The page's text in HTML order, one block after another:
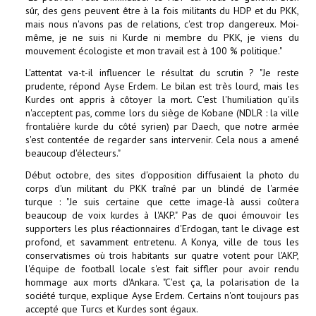
sûr, des gens peuvent être à la fois militants du HDP et du PKK,
mais nous n'avons pas de relations, c'est trop dangereux. Moi-
même, je ne suis ni Kurde ni membre du PKK, je viens du
mouvement écologiste et mon travail est à 100 % politique."
L'attentat va-t-il influencer le résultat du scrutin ? "Je reste
prudente, répond Ayse Erdem. Le bilan est très lourd, mais les
Kurdes ont appris à côtoyer la mort. C'est l'humiliation qu'ils
n'acceptent pas, comme lors du siège de Kobane (NDLR : la ville
frontalière kurde du côté syrien) par Daech, que notre armée
s'est contentée de regarder sans intervenir. Cela nous a amené
beaucoup d'électeurs."
Début octobre, des sites d'opposition diffusaient la photo du
corps d'un militant du PKK traîné par un blindé de l'armée
turque : "Je suis certaine que cette image-là aussi coûtera
beaucoup de voix kurdes à l'AKP." Pas de quoi émouvoir les
supporters les plus réactionnaires d'Erdogan, tant le clivage est
profond, et savamment entretenu. A Konya, ville de tous les
conservatismes où trois habitants sur quatre votent pour l'AKP,
l'équipe de football locale s'est fait siffler pour avoir rendu
hommage aux morts d'Ankara. "C'est ça, la polarisation de la
société turque, explique Ayse Erdem. Certains n'ont toujours pas
accepté que Turcs et Kurdes sont égaux.